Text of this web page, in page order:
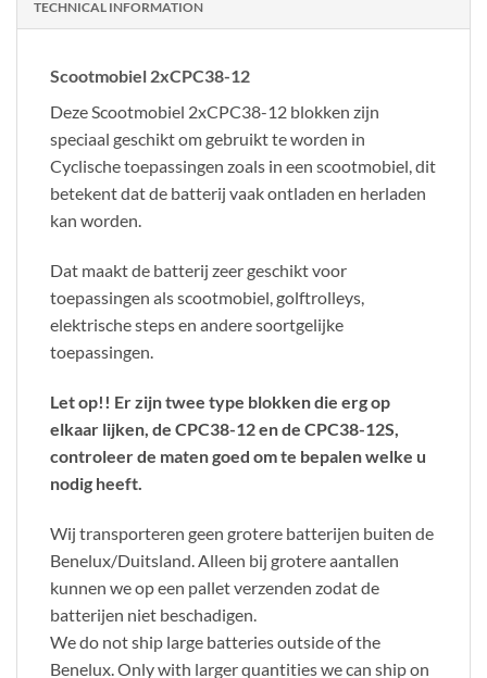
TECHNICAL INFORMATION
Scootmobiel 2xCPC38-12
Deze Scootmobiel 2xCPC38-12 blokken zijn
speciaal geschikt om gebruikt te worden in
Cyclische toepassingen zoals in een scootmobiel, dit
betekent dat de batterij vaak ontladen en herladen
kan worden.
Dat maakt de batterij zeer geschikt voor
toepassingen als scootmobiel, golftrolleys,
elektrische steps en andere soortgelijke
toepassingen.
Let op!! Er zijn twee type blokken die erg op
elkaar lijken, de CPC38-12 en de CPC38-12S,
controleer de maten goed om te bepalen welke u
nodig heeft.
Wij transporteren geen grotere batterijen buiten de
Benelux/Duitsland. Alleen bij grotere aantallen
kunnen we op een pallet verzenden zodat de
batterijen niet beschadigen.
We do not ship large batteries outside of the
Benelux. Only with larger quantities we can ship on